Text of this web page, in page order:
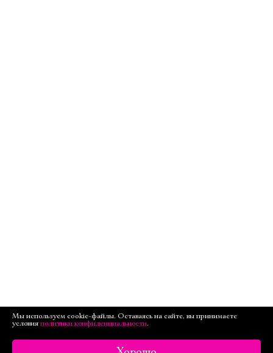
Мы используем cookie-файлы. Оставаясь на сайте, вы принимаете
условия политики конфиденциальности.